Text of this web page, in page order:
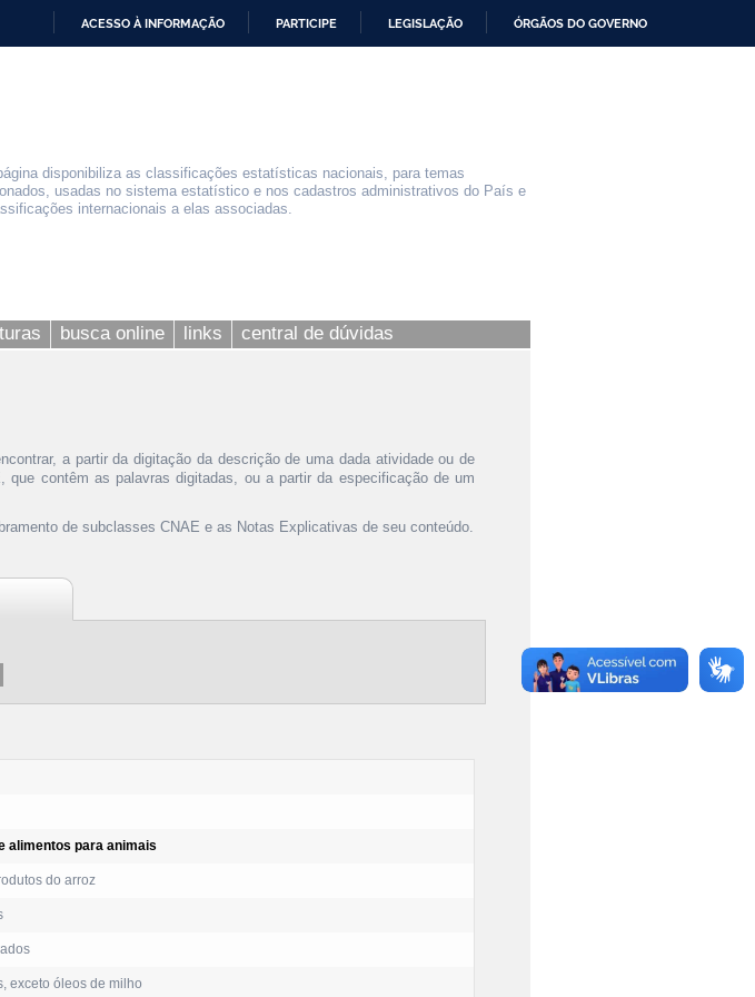
ACESSO À INFORMAÇÃO PARTICIPE LEGISLAÇÃO ÓRGÃOS DO GOVERNO
disponibiliza as classificações estatísticas nacionais, para temas
usadas no sistema estatístico e nos cadastros administrativos do País e
internacionais a elas associadas.
busca online links central de dúvidas
a partir da digitação da descrição de uma dada atividade ou de
contêm as palavras digitadas, ou a partir da especificação de um
de subclasses CNAE e as Notas Explicativas de seu conteúdo.
alimentos para animais
do arroz
exceto óleos de milho